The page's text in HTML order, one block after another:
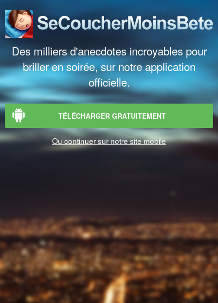
Des milliers d'anecdotes incroyables pour
briller en soirée, sur notre application
officielle.
TÉLÉCHARGER GRATUITEMENT
Ou continuer sur notre site mobile